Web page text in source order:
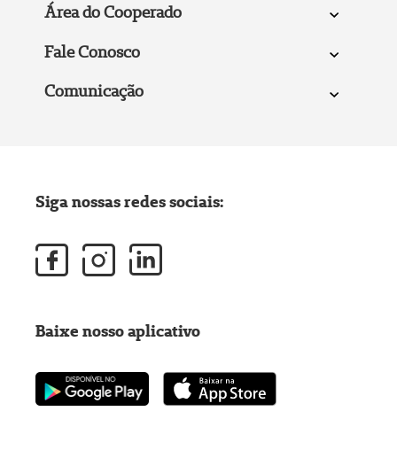
Área do Cooperado
Fale Conosco
Comunicação
Siga nossas redes sociais:
Baixe nosso aplicativo